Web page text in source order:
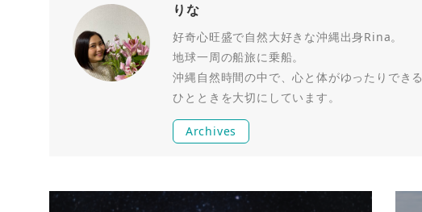
りな
好奇心旺盛で自然大好きな沖縄出身Rina。
地球一周の船旅に乗船。
沖縄自然時間の中で、心と体がゆったりできる
ひとときを大切にしています。
Archives